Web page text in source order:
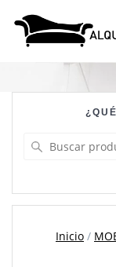
Inicio /